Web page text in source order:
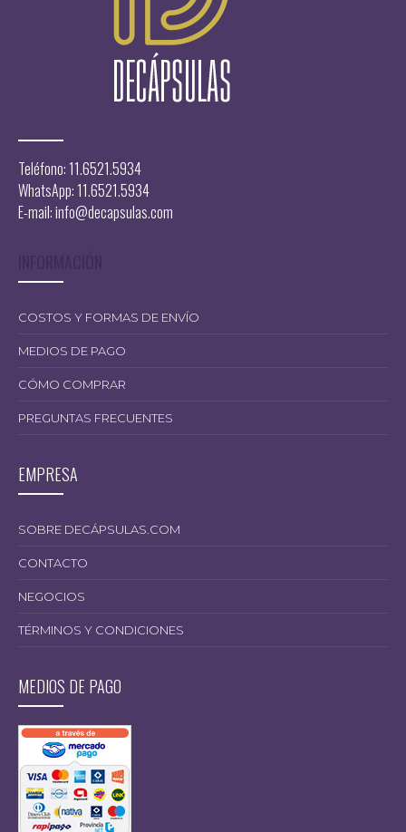
Teléfono: 11.6521.5934
WhatsApp: 11.6521.5934
E-mail:info@decapsulas.com
COSTOS Y FORMAS DE ENVÍO
MEDIOS DE PAGO
CÓMO COMPRAR
PREGUNTAS FRECUENTES
EMPRESA
SOBRE DECÁPSULAS.COM
CONTACTO
NEGOCIOS
TÉRMINOS Y CONDICIONES
MEDIOS DE PAGO